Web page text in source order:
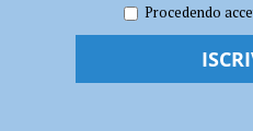
in fiamme nella notte,
Piacenza
Pneumatici in
Procedendo